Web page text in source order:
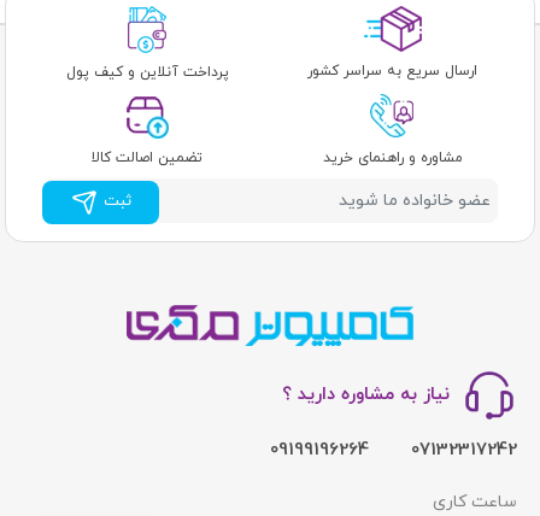
ارسال سریع به سراسر کشور پرداخت آنلاین و کیف پول
مشاوره و راهنمای خرید تضمین اصالت کالا
ثبت
نیاز به مشاوره دارید ؟
07132317242
09199196264
ساعت کاری